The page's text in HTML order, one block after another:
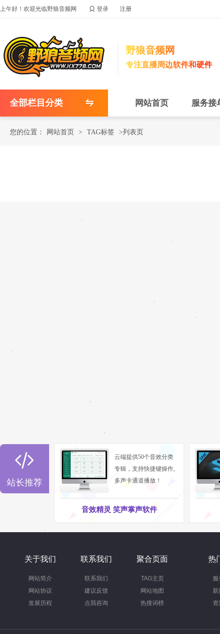
上午好！欢迎光临野狼音频网  登录 注册
野狼音频网
专注直播周边软件和硬件
全部栏目分类 网站首页 服务接
您的位置： 网站首页 > TAG标签 >列表页

站长推荐
云端提供50个音效分类
专辑，支持快捷键操作,
多声卡通道播放！
音效精灵 笑声掌声软件
关于我们
网站简介
网站协议
发展历程
联系我们
联系我们
建议反馈
点我咨询
聚合页面
TAG主页
网站地图
热搜词榜
热
服
新
资